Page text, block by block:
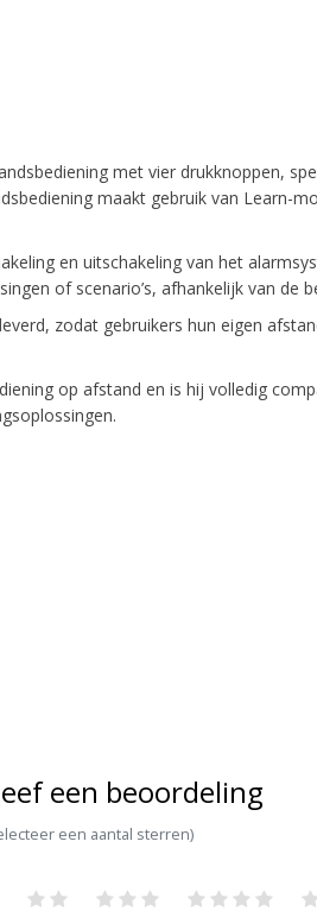
met vier drukknoppen,
maakt gebruik van Learn-
en uitschakeling van het
of scenario’s, afhankelijk van de
zodat gebruikers hun eigen
op afstand en is hij volledig
een beoordeling
een aantal sterren)